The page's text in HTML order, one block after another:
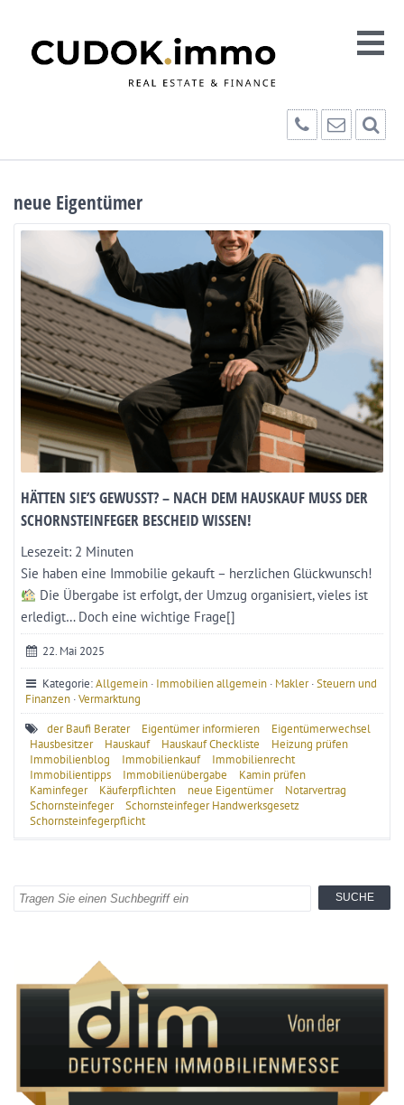
neue Eigentümer
HÄTTEN SIE’S GEWUSST? – NACH DEM HAUSKAUF MUSS DER
SCHORNSTEINFEGER BESCHEID WISSEN!
Lesezeit: 2 Minuten
Sie haben eine Immobilie gekauft – herzlichen Glückwunsch!
Die Übergabe ist erfolgt, der Umzug organisiert, vieles ist
erledigt… Doch eine wichtige Frage[]
22. Mai 2025
Kategorie:Allgemein · Immobilien allgemein · Makler·Steuern und
Finanzen ·Vermarktung
der Baufi Berater
Eigentümer informieren
Eigentümerwechsel
Hausbesitzer
Hauskauf Hauskauf Checkliste
Heizung prüfen
Immobilienblog
Immobilienkauf
Immobilienrecht
Immobilientipps
Immobilienübergabe
Kamin prüfen
Kaminfeger
Käuferpflichten neue Eigentümer
Notarvertrag
Schornsteinfeger
Schornsteinfeger Handwerksgesetz
Schornsteinfegerpflicht